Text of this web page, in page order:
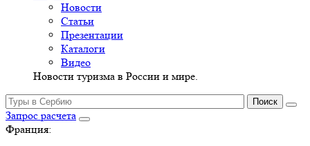
Новости
Статьи
Презентации
Каталоги
Видео
Новости туризма в России и мире.
Запрос расчета
Франция: